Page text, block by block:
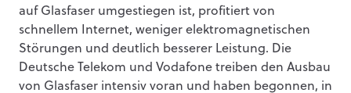
auf Glasfaser umgestiegen ist, profitiert von
schnellem Internet, weniger elektromagnetischen
Störungen und deutlich besserer Leistung. Die
Deutsche Telekom und Vodafone treiben den Ausbau
von Glasfaser intensiv voran und haben begonnen, in